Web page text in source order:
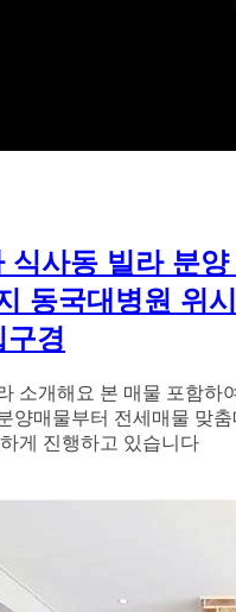
식사동 빌라 분양
동국대병원 위
구경
소개해요 본 매물 포함하
양매물부터 전세매물 맞춤
게 진행하고 있습니다